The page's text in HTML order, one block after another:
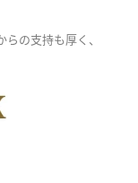
の支持も厚く、